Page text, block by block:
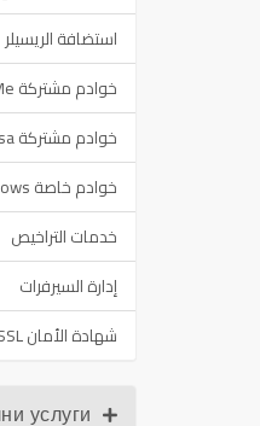
استضافة الريسيلر
خوادم مشتركة VPS SSD NVMe
خوادم مشتركة VPS SSD usa
خوادم خاصة VDS Windows
خدمات التراخيص
إدارة السيرفرات
شهادة الأمان SSL